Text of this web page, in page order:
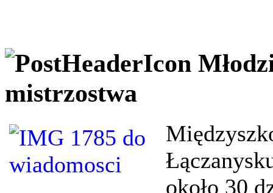
mistrzostwa
około 30